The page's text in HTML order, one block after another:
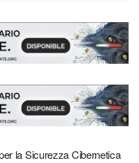
la Sicurezza Cibernetica